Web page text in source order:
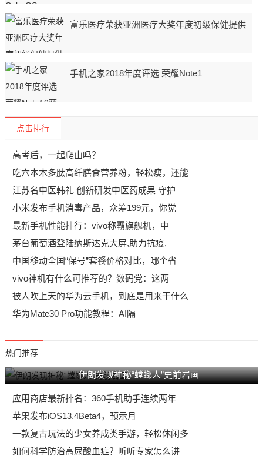
富乐医疗荣获亚洲医疗大奖年度初级保健提供
手机之家2018年度评选 荣耀Note1
点击排行
高考后，一起爬山吗？
吃六本木多肽高纤膳食营养粉，轻松瘦，还能
江苏名中医韩礼 创新研发中医药成果 守护
小米发布手机消毒产品，众筹199元，你觉
最新手机性能排行：vivo称霸旗舰机，中
​茅台葡萄酒登陆纳斯达克大屏,助力抗疫,
中国移动全国“保号”套餐价格对比，哪个省
vivo神机有什么可推荐的？数码党：这两
被人吹上天的华为云手机，到底是用来干什么
华为Mate30 Pro功能教程：AI隔
热门推荐
伊朗发现神秘“螳螂人”史前岩画
应用商店最新排名：360手机助手连续两年
苹果发布iOS13.4Beta4，预示月
一款复古玩法的少女养成类手游，轻松休闲多
如何科学防治高尿酸血症？听听专家怎么讲